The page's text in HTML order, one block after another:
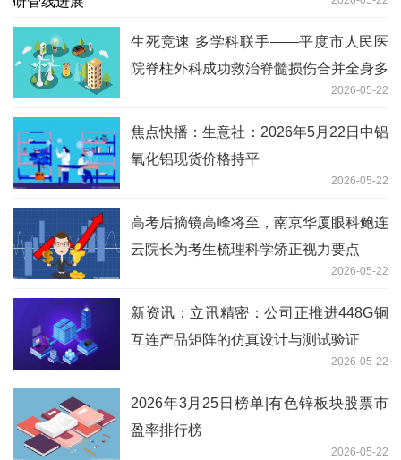
生死竞速 多学科联手——平度市人民医
院脊柱外科成功救治脊髓损伤合并全身多
2026-05-22
焦点快播：生意社：2026年5月22日中铝
氧化铝现货价格持平
2026-05-22
高考后摘镜高峰将至，南京华厦眼科鲍连
云院长为考生梳理科学矫正视力要点
2026-05-22
新资讯：立讯精密：公司正推进448G铜
互连产品矩阵的仿真设计与测试验证
2026-05-22
2026年3月25日榜单|有色锌板块股票市
盈率排行榜
2026-05-22